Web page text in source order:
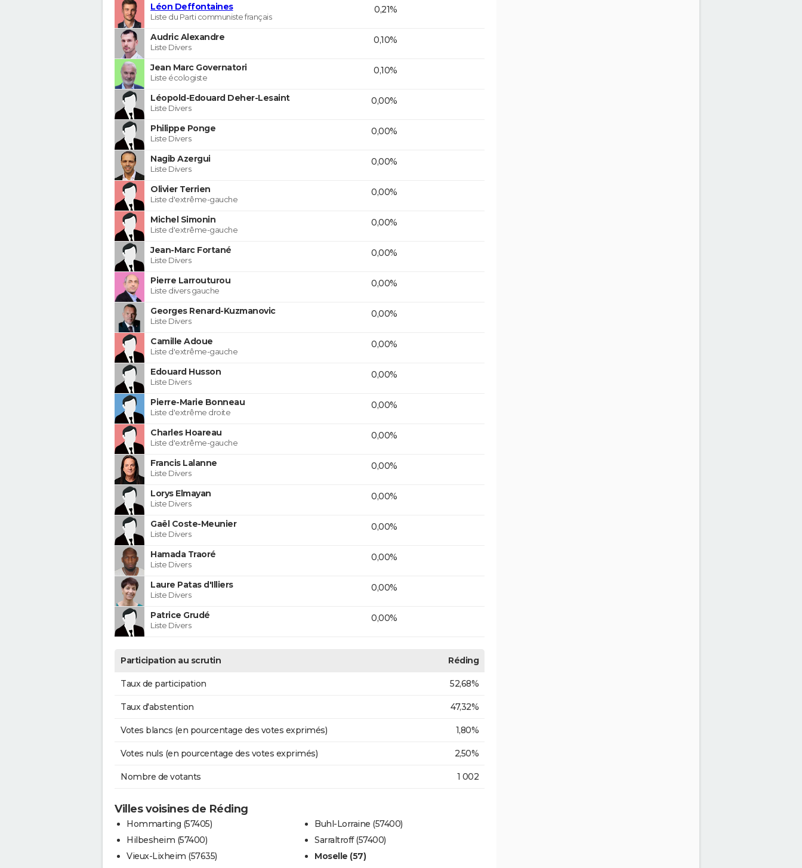
Léon Deffontaines
Liste du Parti communiste français
0,21%
Audric Alexandre
Liste Divers
0,10%
Jean Marc Governatori
Liste écologiste
0,10%
Léopold-Edouard Deher-Lesaint
Liste Divers
0,00%
Philippe Ponge
Liste Divers
0,00%
Nagib Azergui
Liste Divers
0,00%
Olivier Terrien
Liste d'extrême-gauche
0,00%
Michel Simonin
Liste d'extrême-gauche
0,00%
Jean-Marc Fortané
Liste Divers
0,00%
Pierre Larrouturou
Liste divers gauche
0,00%
Georges Renard-Kuzmanovic
Liste Divers
0,00%
Camille Adoue
Liste d'extrême-gauche
0,00%
Edouard Husson
Liste Divers
0,00%
Pierre-Marie Bonneau
Liste d'extrême droite
0,00%
Charles Hoareau
Liste d'extrême-gauche
0,00%
Francis Lalanne
Liste Divers
0,00%
Lorys Elmayan
Liste Divers
0,00%
Gaël Coste-Meunier
Liste Divers
0,00%
Hamada Traoré
Liste Divers
0,00%
Laure Patas d'Illiers
Liste Divers
0,00%
Patrice Grudé
Liste Divers
0,00%
Participation au scrutin Réding
Taux de participation 52,68%
Taux d'abstention 47,32%
Votes blancs (en pourcentage des votes exprimés) 1,80%
Votes nuls (en pourcentage des votes exprimés) 2,50%
Nombre de votants 1 002
Villes voisines de Réding
Hommarting (57405)
Hilbesheim (57400)
Vieux-Lixheim (57635)
Buhl-Lorraine (57400)
Sarraltroff (57400)
Moselle (57)